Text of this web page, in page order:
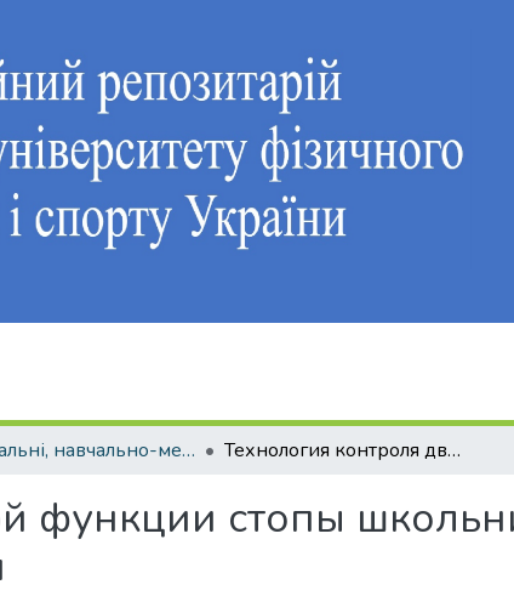
Навчальні, навчально-методичні видання Технология контроля двигательной функции стопы школьников в процессе физического воспитания
функции стопы